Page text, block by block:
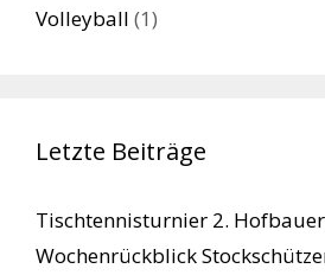
Volleyball (1)
Letzte Beiträge
Tischtennisturnier 2.
Wochenrückblick